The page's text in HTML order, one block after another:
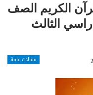
الكريم الصف
الثالث
مقالات عامة